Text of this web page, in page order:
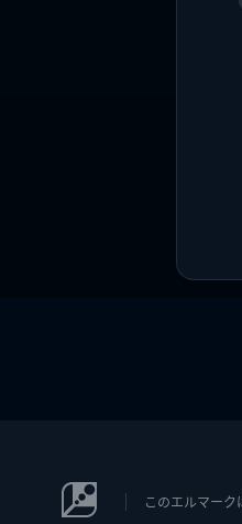
このエルマー